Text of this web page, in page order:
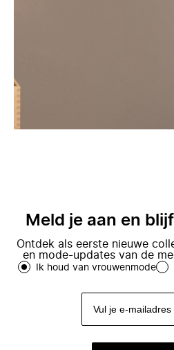
Meld je aan en
Ontdek als eerste nieuwe
en mode-updates van de
Ik houd van vrouwenmode